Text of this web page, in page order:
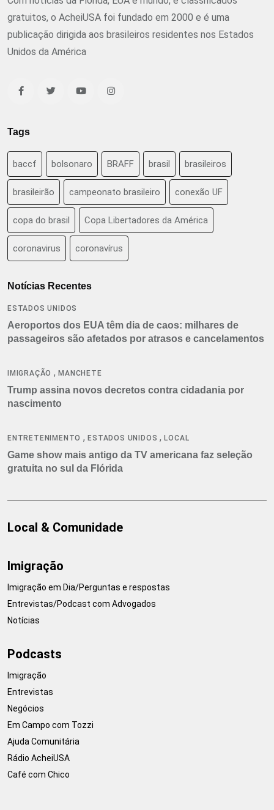
gratuitos, o AcheiUSA foi fundado em 2000 e é uma
publicação dirigida aos brasileiros residentes nos Estados
Unidos da América
Tags
baccf bolsonaro BRAFF brasil brasileiros
brasileirão campeonato brasileiro conexão UF
copa do brasil Copa Libertadores da América
coronavirus coronavírus
Notícias Recentes
ESTADOS UNIDOS
Aeroportos dos EUA têm dia de caos: milhares de
passageiros são afetados por atrasos e cancelamentos
IMIGRAÇÃO ,MANCHETE
Trump assina novos decretos contra cidadania por
nascimento
ENTRETENIMENTO ,ESTADOS UNIDOS ,LOCAL
Game show mais antigo da TV americana faz seleção
gratuita no sul da Flórida
Local & Comunidade
Imigração
Imigração em Dia/Perguntas e respostas
Entrevistas/Podcast com Advogados
Notícias
Podcasts
Imigração
Entrevistas
Negócios
Em Campo com Tozzi
Ajuda Comunitária
Rádio AcheiUSA
Café com Chico